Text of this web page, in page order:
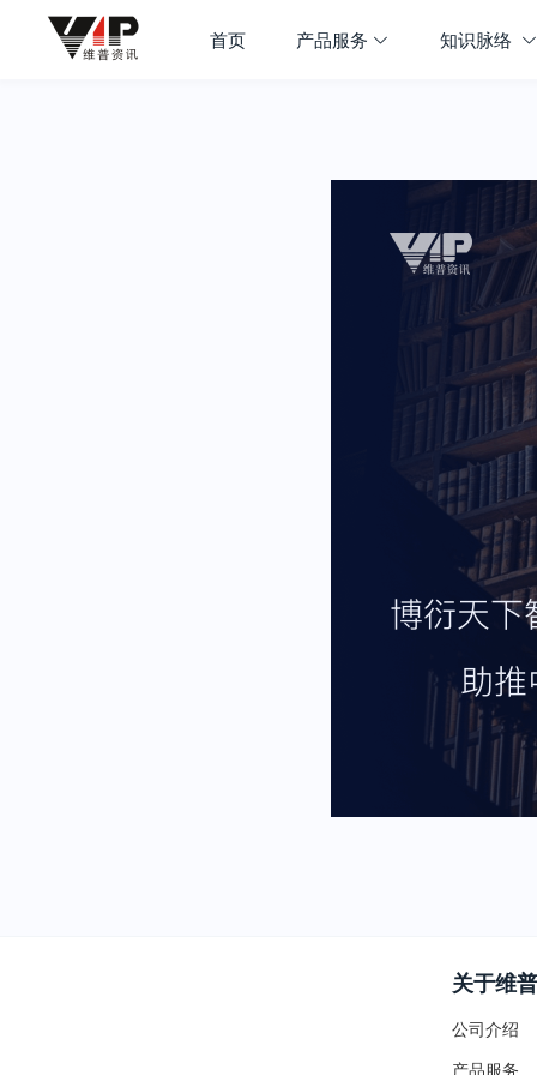
首页 产品服务 知识脉络
关于维普
公司介绍
产品服务